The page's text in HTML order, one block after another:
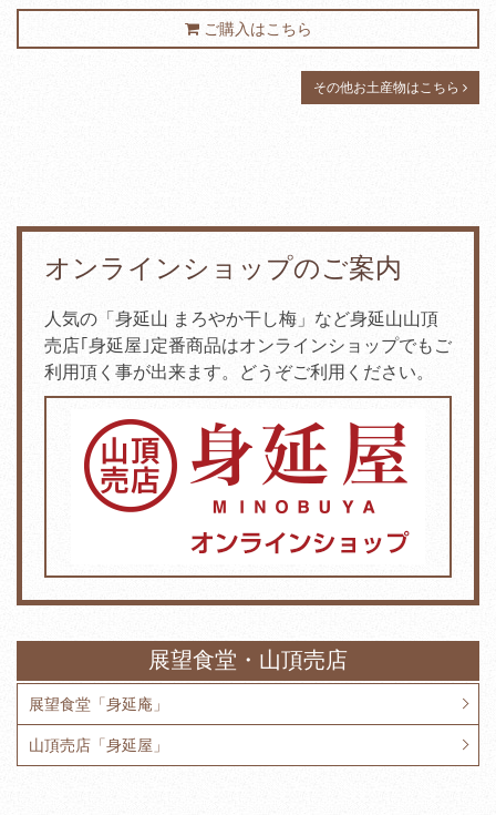
ご購入はこちら
その他お土産物はこちら
オンラインショップのご案内
人気の「身延山 まろやか干し梅」など身延山山頂
売店｢身延屋｣定番商品はオンラインショップでもご
利用頂く事が出来ます。どうぞご利用ください。
展望食堂・山頂売店
展望食堂「身延庵」
山頂売店「身延屋」